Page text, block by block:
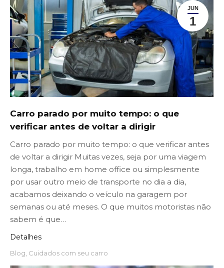
JUN
1
Carro parado por muito tempo: o que
verificar antes de voltar a dirigir
Carro parado por muito tempo: o que verificar antes
de voltar a dirigir Muitas vezes, seja por uma viagem
longa, trabalho em home office ou simplesmente
por usar outro meio de transporte no dia a dia,
acabamos deixando o veículo na garagem por
semanas ou até meses. O que muitos motoristas não
sabem é que…
Detalhes
Blog, Cuidados com seu carro